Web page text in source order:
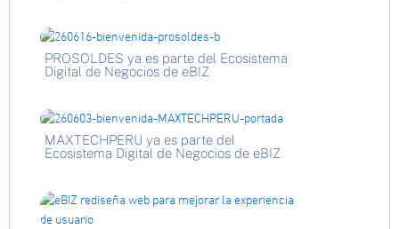
PROSOLDES ya es parte del Ecosistema
Digital de Negocios de eBIZ
MAXTECHPERU ya es parte del
Ecosistema Digital de Negocios de eBIZ